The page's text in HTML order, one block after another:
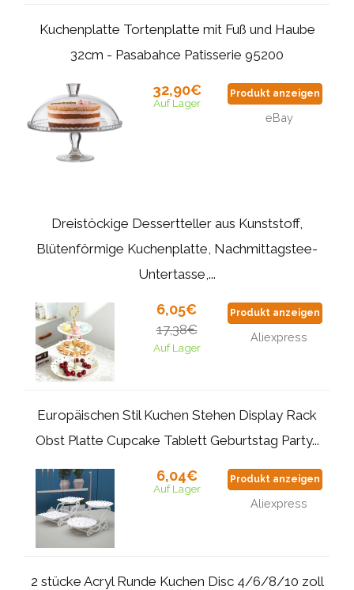
Kuchenplatte Tortenplatte mit Fuß und Haube
32cm - Pasabahce Patisserie 95200
32,90€
Auf Lager
Produkt anzeigen
eBay
Dreistöckige Dessertteller aus Kunststoff,
Blütenförmige Kuchenplatte, Nachmittagstee-
Untertasse,...
6,05€
17,38€
Auf Lager
Produkt anzeigen
Aliexpress
Europäischen Stil Kuchen Stehen Display Rack
Obst Platte Cupcake Tablett Geburtstag Party...
6,04€
Auf Lager
Produkt anzeigen
Aliexpress
2 stücke Acryl Runde Kuchen Disc 4/6/8/10 zoll